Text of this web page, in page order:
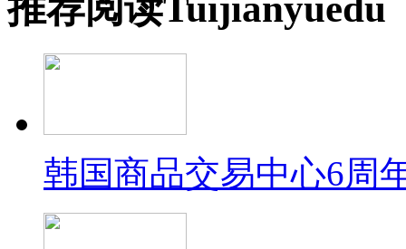
推荐阅读Tuijianyuedu
韩国商品交易中心6周